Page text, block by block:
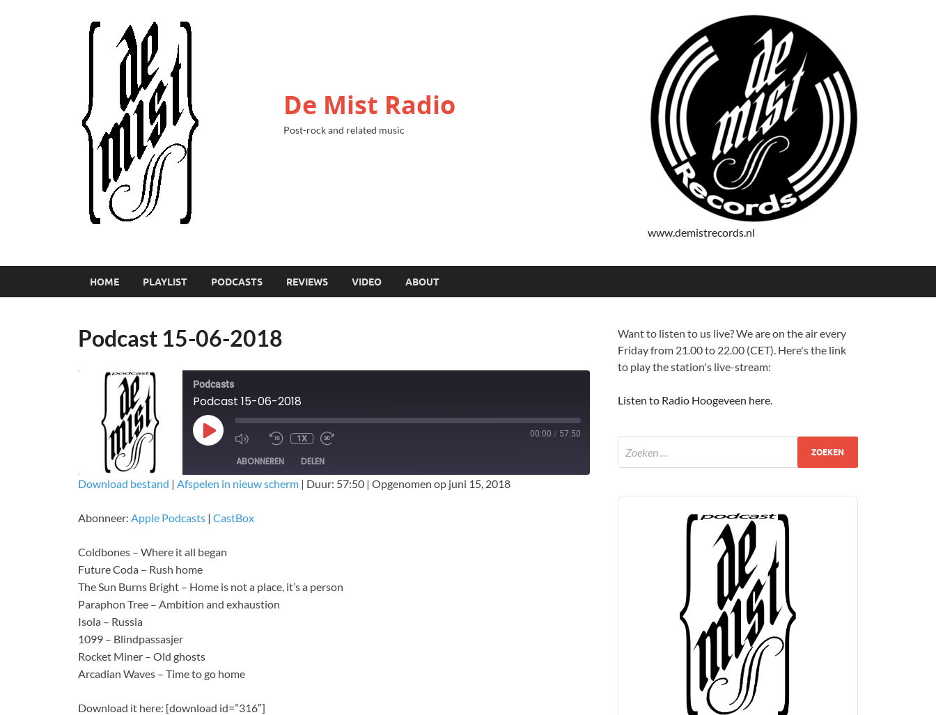
De Mist Radio
Post-rock and related music
www.demistrecords.nl
HOME PLAYLIST PODCASTS REVIEWS VIDEO ABOUT
Podcast 15-06-2018
Podcasts
Podcast 15-06-2018
1X 00:00 / 57:50
ABONNEREN DELEN
EMBED
Download bestand | Afspelen in nieuw scherm | Duur: 57:50 | Opgenomen op juni 15, 2018
Abonneer: Apple Podcasts | CastBox
Coldbones – Where it all began
Future Coda – Rush home
The Sun Burns Bright – Home is not a place, it’s a person
Paraphon Tree – Ambition and exhaustion
Isola – Russia
1099 – Blindpassasjer
Rocket Miner – Old ghosts
Arcadian Waves – Time to go home
Download it here: [download id=”316″]
Want to listen to us live? We are on the air every
Friday from 21.00 to 22.00 (CET). Here's the link
to play the station's live-stream:
Listen to Radio Hoogeveen here.
Audio